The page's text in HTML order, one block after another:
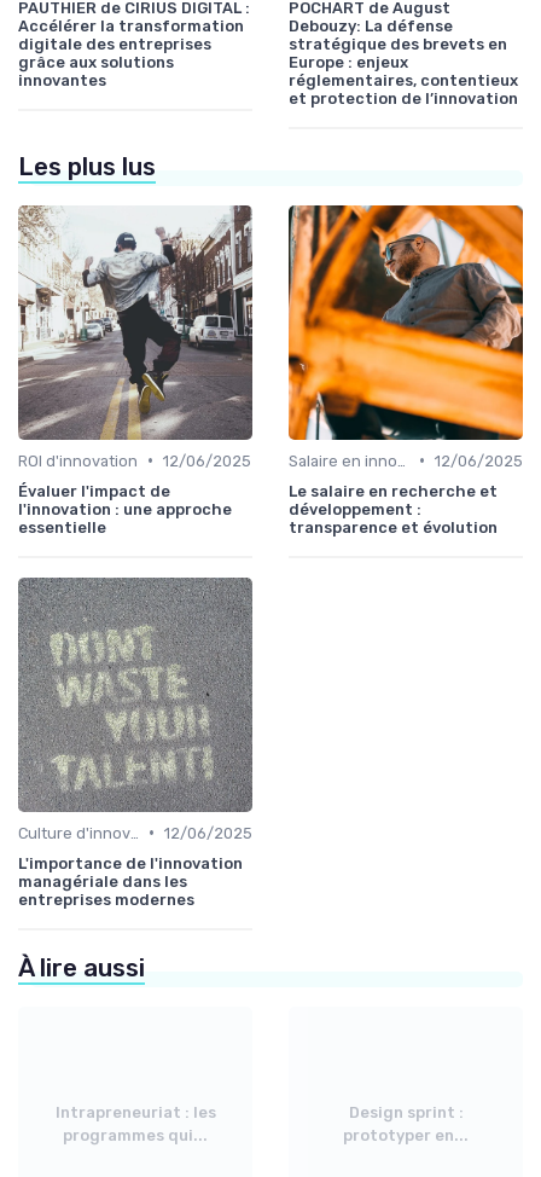
PAUTHIER de CIRIUS DIGITAL :
Accélérer la transformation
digitale des entreprises
grâce aux solutions
innovantes
POCHART de August
Debouzy: La défense
stratégique des brevets en
Europe : enjeux
réglementaires, contentieux
et protection de l’innovation
Les plus lus
ROI d'innovation • 12/06/2025
Évaluer l'impact de
l'innovation : une approche
essentielle
• 12/06/2025
Le salaire en recherche et
développement :
transparence et évolution
• 12/06/2025
L'importance de l'innovation
managériale dans les
entreprises modernes
À lire aussi
Intrapreneuriat : les
programmes qui...
Design sprint :
prototyper en...